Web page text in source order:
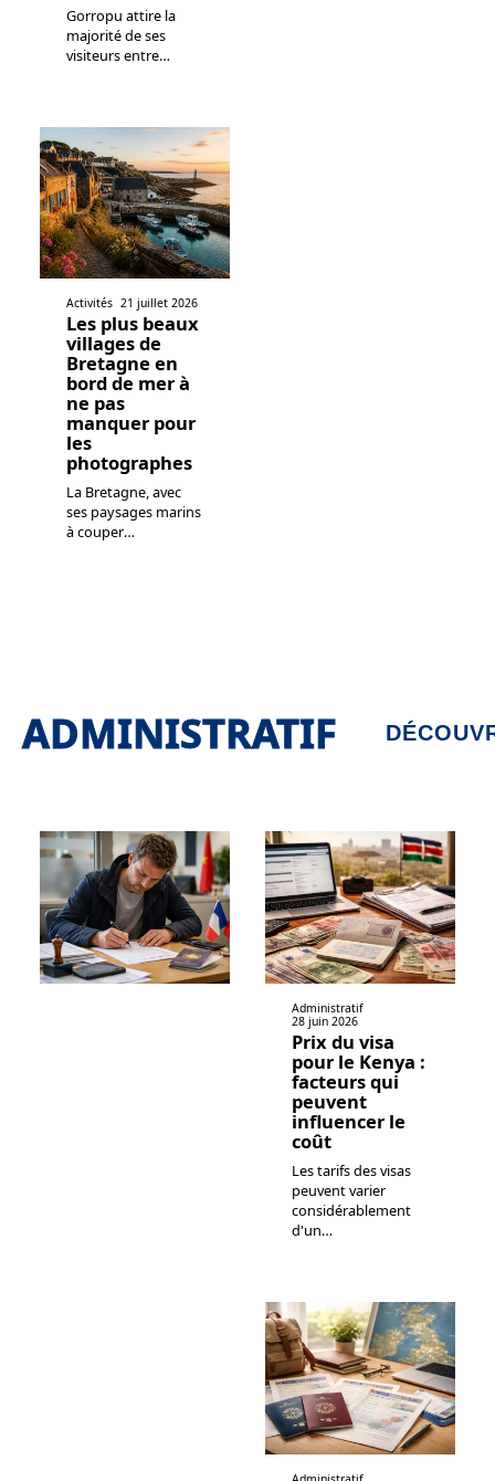
Gorropu attire la
majorité de ses
visiteurs entre…
Activités 21 juillet 2026
Les plus beaux
villages de
Bretagne en
bord de mer à
ne pas
manquer pour
les
photographes
La Bretagne, avec
ses paysages marins
à couper…
ADMINISTRATIF
Administratif
28 juin 2026
Prix du visa
pour le Kenya :
facteurs qui
peuvent
influencer le
coût
Les tarifs des visas
peuvent varier
considérablement
d'un…